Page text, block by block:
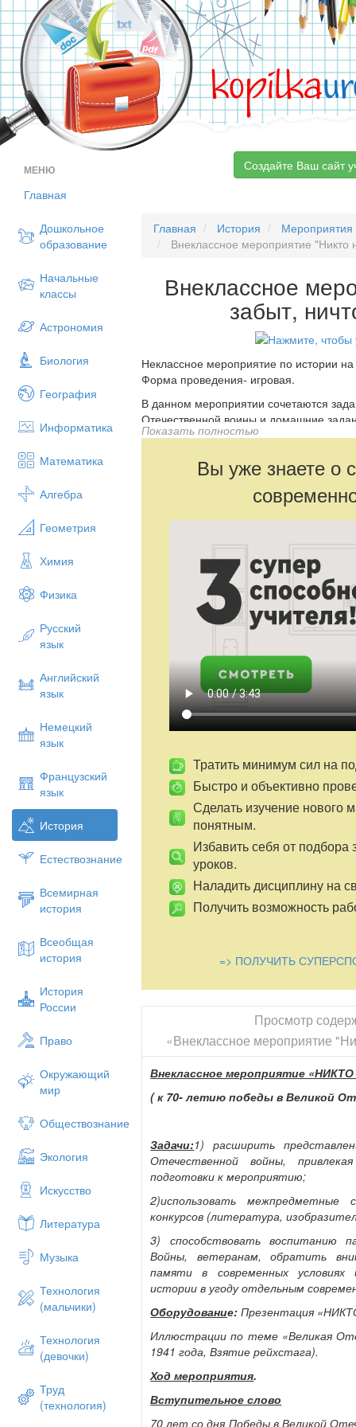
kopilka
МЕНЮ
Главная
Дошкольное
образование
Начальные
классы
Астрономия
Биология
География
Информатика
Математика
Алгебра
Геометрия
Химия
Физика
Русский
язык
Английский
язык
Немецкий
язык
Французский
язык
История
Естествознание
Всемирная
история
Всеобщая
история
История
России
Право
Окружающий
мир
Обществознание
Экология
Искусство
Литература
Музыка
Технология
(мальчики)
Технология
(девочки)
Труд
(технология)
Создайте Ваш сайт
Главная История
Мероприятия
Внеклассное мероприятие "Никто
Внеклассное
забыт,
Неклассное мероприятие по истории
Форма проведения- игровая.
В данном мероприятии сочетаются
Отечественной воины и домашние
а также эссе по теме "Никто не забыт,
Показать полностью
Вы уже знаете о
Тратить минимум сил на
Быстро и объективно
Сделать изучение нового
понятным.
Избавить себя от подбора
уроков.
Наладить дисциплину на
Получить возможность
=> ПОЛУЧИТЬ
Просмотр
«Внеклассное мероприятие
Внеклассное мероприятие
( к 70- летию победы в Великой
Задачи:1) расширить
Отечественной войны,
подготовки к мероприятию;
2)использовать межпредметные
конкурсов (литература,
3) способствовать воспитанию
Войны, ветеранам, обратить
памяти в современных условиях
истории в угоду отдельным
Оборудование: Презентация
Иллюстрации по теме «Великая
1941 года, Взятие рейхстага).
Ход мероприятия.
Вступительное слово
70 лет со дня Победы в Великой